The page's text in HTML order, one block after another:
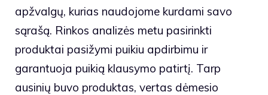
apžvalgų, kurias naudojome kurdami savo
sąrašą. Rinkos analizės metu pasirinkti
produktai pasižymi puikiu apdirbimu ir
garantuoja puikią klausymo patirtį. Tarp
ausinių buvo produktas, vertas dėmesio